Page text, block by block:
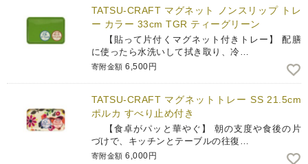
TATSU-CRAFT マグネット ノンスリップ トレ
ー カラー 33cm TGR ティーグリーン
【貼って片付くマグネット付きトレー】 配膳
に使ったら水洗いして拭き取り、冷…
寄附金額 6,500円
TATSU-CRAFT マグネットトレー SS 21.5cm
ポルカ すべり止め付き
【食卓がパッと華やぐ】 朝の支度や食後の片
づけで、キッチンとテーブルの往復…
寄附金額 6,000円